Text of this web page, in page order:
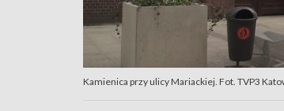
Kamienica przy ulicy Mariackiej. Fot. TVP3